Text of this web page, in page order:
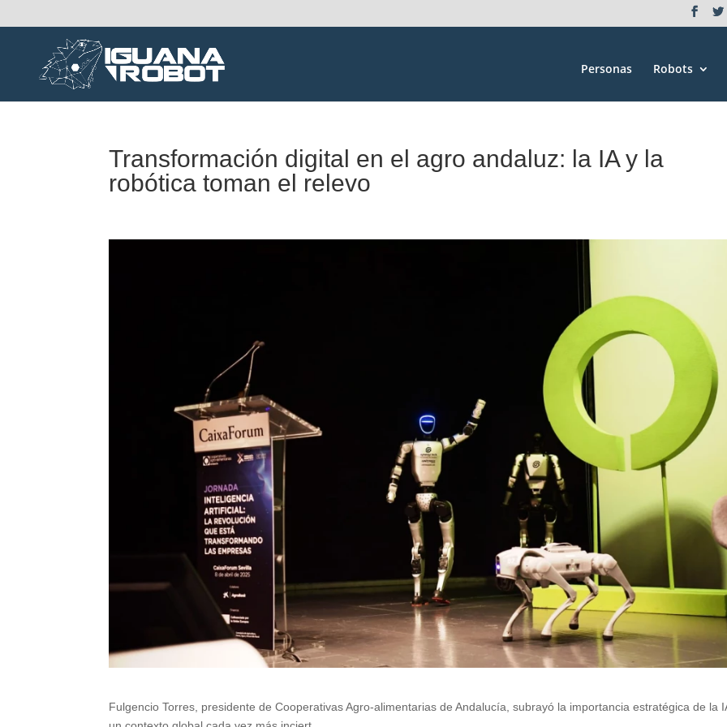
Personas Robots
Transformación digital en el agro andaluz: la IA y la
robótica toman el relevo
Fulgencio Torres, presidente de Cooperativas Agro-alimentarias de Andalucía, subrayó la importancia estratégica de la